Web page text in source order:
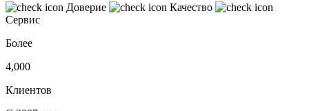
Доверие
Качество
Сервис
Более
4,000
Клиентов